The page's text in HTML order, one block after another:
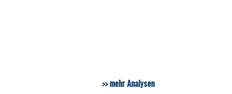
mehr Analysen